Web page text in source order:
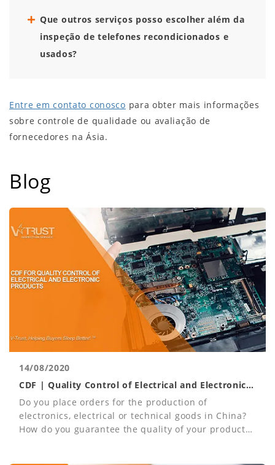
Que outros serviços posso escolher além da
inspeção de telefones recondicionados e
usados?
Entre em contato conosco para obter mais informações
sobre controle de qualidade ou avaliação de
fornecedores na Ásia.
Blog
14/08/2020
CDF | Quality Control of Electrical and Electronic
Products
Do you place orders for the production of
electronics, electrical or technical goods in China?
How do you guarantee the quality of your products